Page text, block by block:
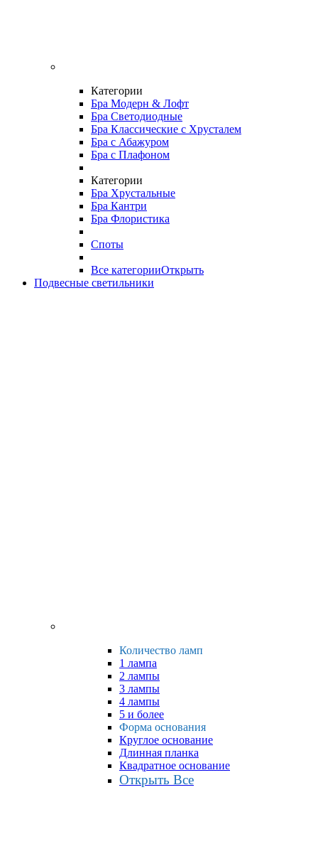
Категории
Бра Модерн & Лофт
Бра Светодиодные
Бра Классические с Хрусталем
Бра с Абажуром
Бра с Плафоном
Категории
Бра Хрустальные
Бра Кантри
Бра Флористика
Споты
Все категорииОткрыть
Подвесные светильники
Количество ламп
1 лампа
2 лампы
3 лампы
4 лампы
5 и более
Форма основания
Круглое основание
Длинная планка
Квадратное основание
Открыть Все